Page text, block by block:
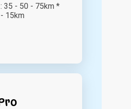
35 - 50 - 75km *
15km